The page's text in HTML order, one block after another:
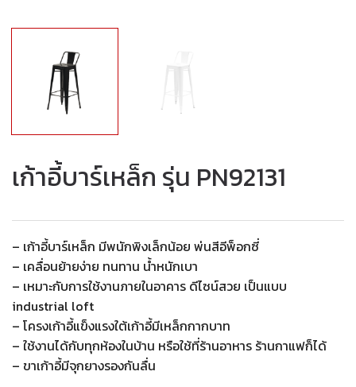
เก้าอี้บาร์เหล็ก รุ่น PN92131
– เก้าอี้บาร์เหล็ก มีพนักพิงเล็กน้อย พ่นสีอีพ็อกซี่
– เคลื่อนย้ายง่าย ทนทาน น้ำหนักเบา
– เหมาะกับการใช้งานภายในอาคาร ดีไซน์สวย เป็นแบบ
industrial loft
– โครงเก้าอี้แข็งแรงใต้เก้าอี้มีเหล็กกากบาท
– ใช้งานได้กับทุกห้องในบ้าน หรือใช้ที่ร้านอาหาร ร้านกาแฟก็ได้
– ขาเก้าอี้มีจุกยางรองกันลื่น